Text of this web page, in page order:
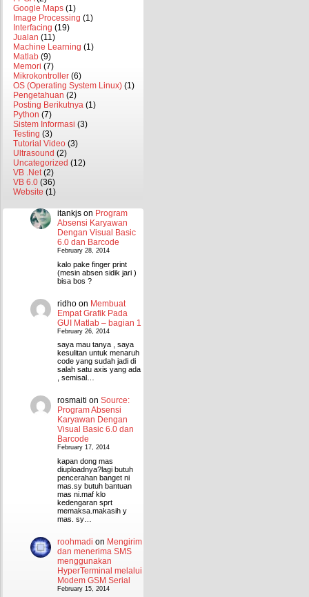
Google Maps (1)
Image Processing (1)
Interfacing (19)
Jualan (11)
Machine Learning (1)
Matlab (9)
Memori (7)
Mikrokontroller (6)
OS (Operating System Linux) (1)
Pengetahuan (2)
Posting Berikutnya (1)
Python (7)
Sistem Informasi (3)
Testing (3)
Tutorial Video (3)
Ultrasound (2)
Uncategorized (12)
VB .Net(2)
VB 6.0 (36)
Website (1)
itankjs on Program
Absensi Karyawan
Dengan Visual Basic
6.0 dan Barcode
February 28, 2014
kalo pake finger print
(mesin absen sidik jari )
bisa bos ?
ridho on Membuat
Empat Grafik Pada
GUI Matlab – bagian 1
February 26, 2014
saya mau tanya , saya
kesulitan untuk menaruh
code yang sudah jadi di
salah satu axis yang ada
, semisal…
rosmaiti on Source:
Program Absensi
Karyawan Dengan
Visual Basic 6.0 dan
Barcode
February 17, 2014
kapan dong mas
diuploadnya?lagi butuh
pencerahan banget ni
mas.sy butuh bantuan
mas ni.maf klo
kedengaran sprt
memaksa.makasih y
mas. sy…
roohmadi on Mengirim
dan menerima SMS
menggunakan
HyperTerminal melalui
Modem GSM Serial
February 15, 2014